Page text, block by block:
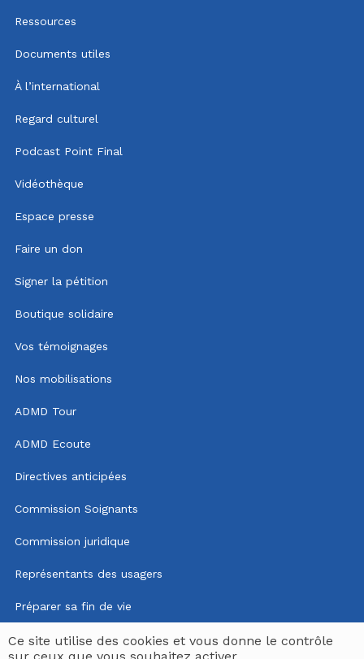
Ressources
Documents utiles
À l’international
Regard culturel
Podcast Point Final
Vidéothèque
Espace presse
Faire un don
Signer la pétition
Boutique solidaire
Vos témoignages
Nos mobilisations
ADMD Tour
ADMD Ecoute
Directives anticipées
Commission Soignants
Commission juridique
Représentants des usagers
Préparer sa fin de vie
Mentions légales
Ce site utilise des cookies et vous donne le contrôle